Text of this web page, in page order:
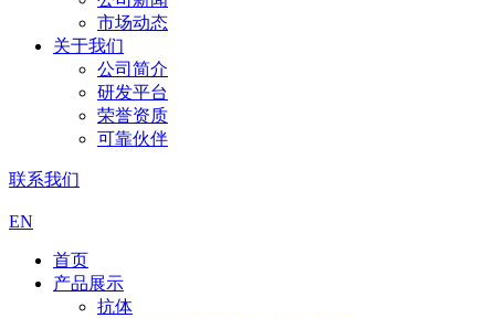
市场动态
关于我们
公司简介
研发平台
荣誉资质
可靠伙伴
联系我们
EN
首页
产品展示
抗体